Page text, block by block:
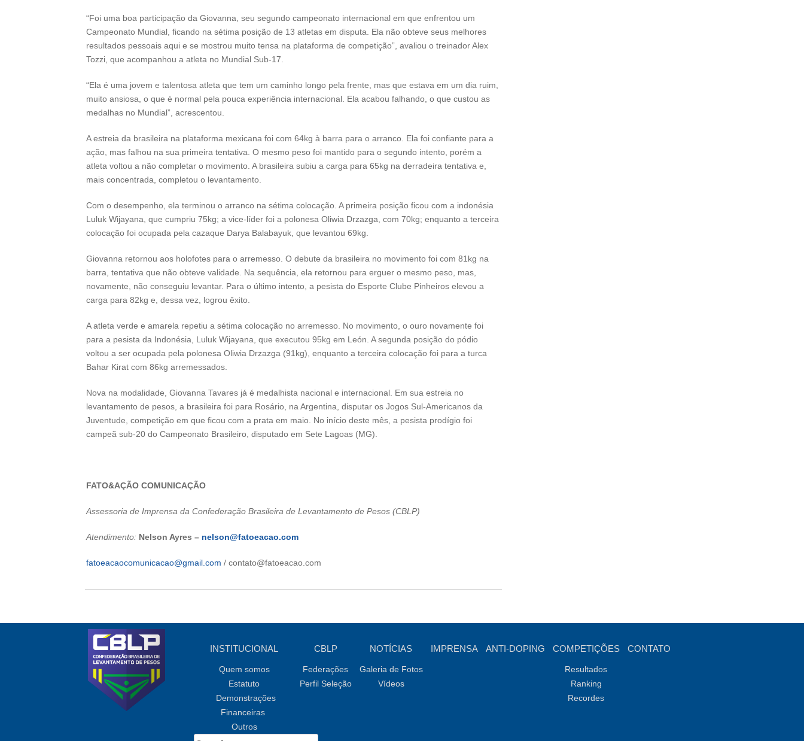
“Foi uma boa participação da Giovanna, seu segundo campeonato internacional em que enfrentou um
Campeonato Mundial, ficando na sétima posição de 13 atletas em disputa. Ela não obteve seus melhores
resultados pessoais aqui e se mostrou muito tensa na plataforma de competição”, avaliou o treinador Alex
Tozzi, que acompanhou a atleta no Mundial Sub-17.
“Ela é uma jovem e talentosa atleta que tem um caminho longo pela frente, mas que estava em um dia ruim,
muito ansiosa, o que é normal pela pouca experiência internacional. Ela acabou falhando, o que custou as
medalhas no Mundial”, acrescentou.
A estreia da brasileira na plataforma mexicana foi com 64kg à barra para o arranco. Ela foi confiante para a
ação, mas falhou na sua primeira tentativa. O mesmo peso foi mantido para o segundo intento, porém a
atleta voltou a não completar o movimento. A brasileira subiu a carga para 65kg na derradeira tentativa e,
mais concentrada, completou o levantamento.
Com o desempenho, ela terminou o arranco na sétima colocação. A primeira posição ficou com a indonésia
Luluk Wijayana, que cumpriu 75kg; a vice-líder foi a polonesa Oliwia Drzazga, com 70kg; enquanto a terceira
colocação foi ocupada pela cazaque Darya Balabayuk, que levantou 69kg.
Giovanna retornou aos holofotes para o arremesso. O debute da brasileira no movimento foi com 81kg na
barra, tentativa que não obteve validade. Na sequência, ela retornou para erguer o mesmo peso, mas,
novamente, não conseguiu levantar. Para o último intento, a pesista do Esporte Clube Pinheiros elevou a
carga para 82kg e, dessa vez, logrou êxito.
A atleta verde e amarela repetiu a sétima colocação no arremesso. No movimento, o ouro novamente foi
para a pesista da Indonésia, Luluk Wijayana, que executou 95kg em León. A segunda posição do pódio
voltou a ser ocupada pela polonesa Oliwia Drzazga (91kg), enquanto a terceira colocação foi para a turca
Bahar Kirat com 86kg arremessados.
Nova na modalidade, Giovanna Tavares já é medalhista nacional e internacional. Em sua estreia no
levantamento de pesos, a brasileira foi para Rosário, na Argentina, disputar os Jogos Sul-Americanos da
Juventude, competição em que ficou com a prata em maio. No início deste mês, a pesista prodígio foi
campeã sub-20 do Campeonato Brasileiro, disputado em Sete Lagoas (MG).
FATO&AÇÃO COMUNICAÇÃO
Assessoria de Imprensa da Confederação Brasileira de Levantamento de Pesos (CBLP)
Atendimento: Nelson Ayres – nelson@fatoeacao.com
fatoeacaocomunicacao@gmail.com / contato@fatoeacao.com
INSTITUCIONAL
Quem somos
Estatuto
Demonstrações
Financeiras
Outros
CBLP
Federações
Perfil Seleção
NOTÍCIAS
Galeria de Fotos
Vídeos
IMPRENSA ANTI-DOPING COMPETIÇÕES
Resultados
Ranking
Recordes
CONTATO